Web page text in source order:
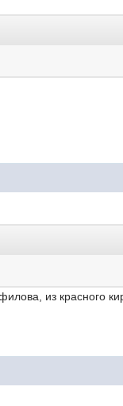
из красного